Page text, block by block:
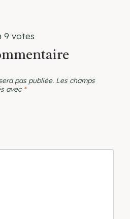
9 votes
pas publiée. Les champs
avec *